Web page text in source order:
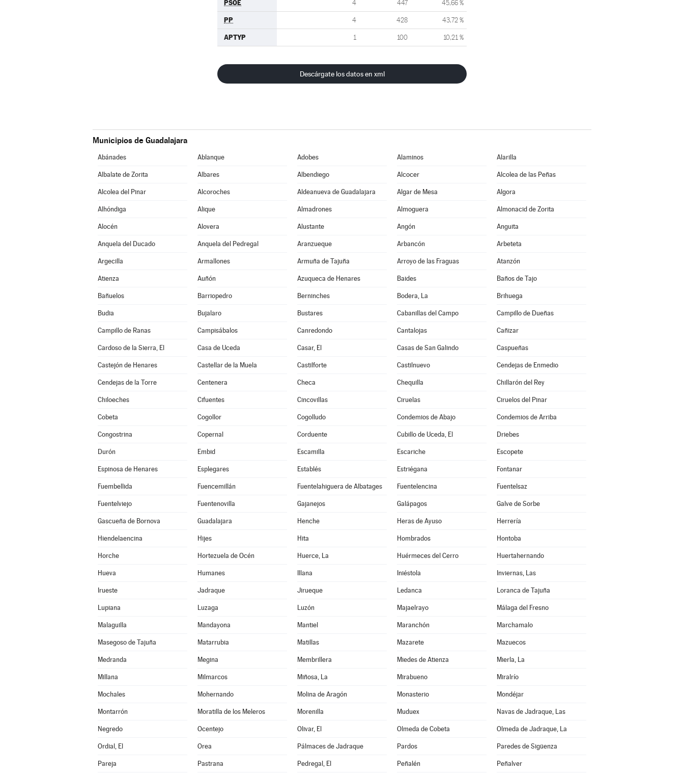
PSOE 4 447 45,66 %
PP 4 428 43,72 %
APTYP 1 100 10,21 %
Descárgate los datos en xml
Municipios de Guadalajara
Abánades Ablanque Adobes Alaminos Alarilla
Albalate de Zorita Albares Albendiego Alcocer Alcolea de las Peñas
Alcolea del Pinar Alcoroches Aldeanueva de Guadalajara Algar de Mesa Algora
Alhóndiga Alique Almadrones Almoguera Almonacid de Zorita
Alocén Alovera Alustante Angón Anguita
Anquela del Ducado Anquela del Pedregal Aranzueque Arbancón Arbeteta
Argecilla Armallones Armuña de Tajuña Arroyo de las Fraguas Atanzón
Atienza Auñón Azuqueca de Henares Baides Baños de Tajo
Bañuelos Barriopedro Berninches Bodera, La Brihuega
Budia Bujalaro Bustares Cabanillas del Campo Campillo de Dueñas
Campillo de Ranas Campisábalos Canredondo Cantalojas Cañizar
Cardoso de la Sierra, El Casa de Uceda Casar, El Casas de San Galindo Caspueñas
Castejón de Henares Castellar de la Muela Castilforte Castilnuevo Cendejas de Enmedio
Cendejas de la Torre Centenera Checa Chequilla Chillarón del Rey
Chiloeches Cifuentes Cincovillas Ciruelas Ciruelos del Pinar
Cobeta Cogollor Cogolludo Condemios de Abajo Condemios de Arriba
Congostrina Copernal Corduente Cubillo de Uceda, El Driebes
Durón Embid Escamilla Escariche Escopete
Espinosa de Henares Esplegares Establés Estriégana Fontanar
Fuembellida Fuencemillán Fuentelahiguera de Albatages Fuentelencina Fuentelsaz
Fuentelviejo Fuentenovilla Gajanejos Galápagos Galve de Sorbe
Gascueña de Bornova Guadalajara Henche Heras de Ayuso Herrería
Hiendelaencina Hijes Hita Hombrados Hontoba
Horche Hortezuela de Océn Huerce, La Huérmeces del Cerro Huertahernando
Hueva Humanes Illana Iniéstola Inviernas, Las
Irueste Jadraque Jirueque Ledanca Loranca de Tajuña
Lupiana Luzaga Luzón Majaelrayo Málaga del Fresno
Malaguilla Mandayona Mantiel Maranchón Marchamalo
Masegoso de Tajuña Matarrubia Matillas Mazarete Mazuecos
Medranda Megina Membrillera Miedes de Atienza Mierla, La
Millana Milmarcos Miñosa, La Mirabueno Miralrío
Mochales Mohernando Molina de Aragón Monasterio Mondéjar
Montarrón Moratilla de los Meleros Morenilla Muduex Navas de Jadraque, Las
Negredo Ocentejo Olivar, El Olmeda de Cobeta Olmeda de Jadraque, La
Ordial, El Orea Pálmaces de Jadraque Pardos Paredes de Sigüenza
Pareja Pastrana Pedregal, El Peñalén Peñalver